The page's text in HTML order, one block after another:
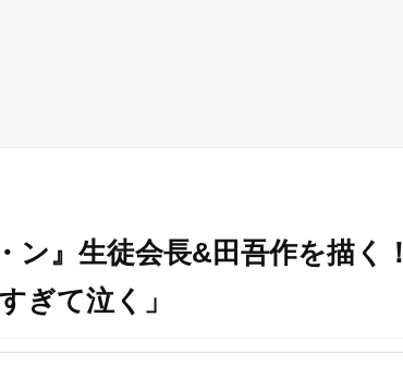
ン』生徒会長&田吾作を描く！
ぎて泣く」